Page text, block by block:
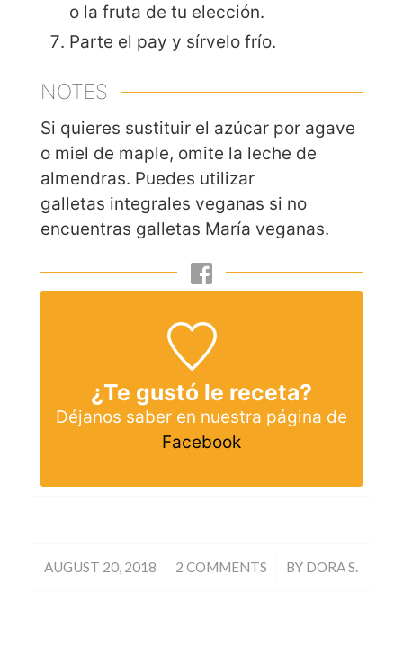
o la fruta de tu elección.
Parte el pay y sírvelo frío.
NOTES
Si quieres sustituir el azúcar por agave
o miel de maple, omite la leche de
almendras. Puedes utilizar
galletas integrales veganas si no
encuentras galletas María veganas.
¿Te gustó le receta?
Déjanos saber en nuestra página de
Facebook
AUGUST 20, 2018
/ 2 COMMENTS
/ BY DORA S.